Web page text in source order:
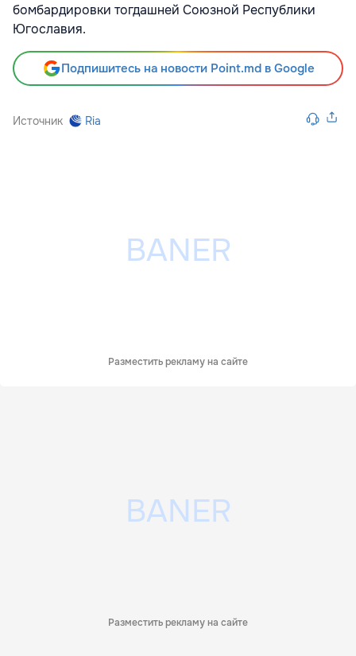
бомбардировки тогдашней Союзной Республики
Югославия.
Подпишитесь на новости Point.md в Google
Источник Ria
Разместить рекламу на сайте
Разместить рекламу на сайте